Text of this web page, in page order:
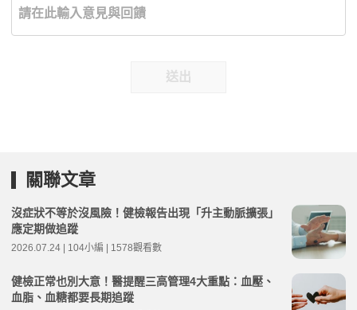
送出
關聯文章
沒症狀不等於沒風險！健檢報告出現「升主動脈擴張」
應定期做追蹤
2026.07.24 | 104小編 | 1578觀看數
健檢正常也別大意！醫提醒三高管理4大重點：血壓、
血脂、血糖都要長期追蹤